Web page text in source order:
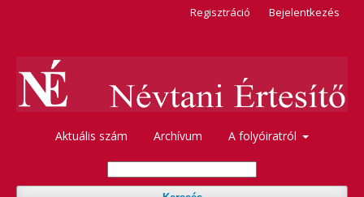
Aktuális szám Archívum A folyóiratról
Regisztráció Bejelentkezés